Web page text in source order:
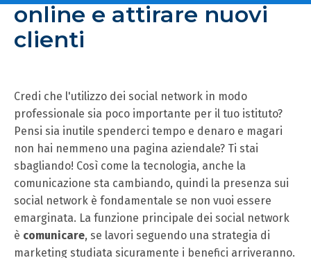
online e attirare nuovi
clienti
Credi che l'utilizzo dei social network in modo
professionale sia poco importante per il tuo istituto?
Pensi sia inutile spenderci tempo e denaro e magari
non hai nemmeno una pagina aziendale? Ti stai
sbagliando! Così come la tecnologia, anche la
comunicazione sta cambiando, quindi la presenza sui
social network è fondamentale se non vuoi essere
emarginata. La funzione principale dei social network
è comunicare, se lavori seguendo una strategia di
marketing studiata sicuramente i benefici arriveranno.